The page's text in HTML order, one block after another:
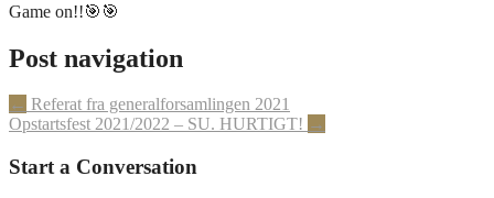
Game on!!🎯🎯
Post navigation
← Referat fra generalforsamlingen 2021
Opstartsfest 2021/2022 – SU. HURTIGT! →
Start a Conversation